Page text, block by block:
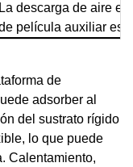
La descarga de aire
película auxiliar es
de
adsorber al
del sustrato rígido
lo que puede
Calentamiento,